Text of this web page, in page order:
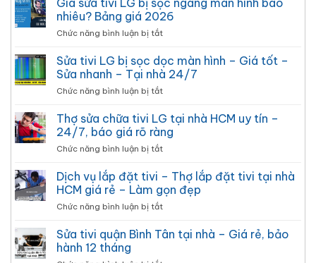
Nhiêu?
Mới
Nhập
2026
Tivi
LG
Không
Hình
–
Nguyên
Nhân,
Sửa,
Thợ
Nhà 24/7
Giá sửa tivi LG bị sọc ngang màn hình bao
nhiêu? Bảng giá 2026
Chức năng bình luận bị tắtở
sửa
tivi
LG
bị
ngang
màn
hình
bao
Bảng
giá
Sửa tivi LG bị sọc dọc màn hình – Giá tốt –
Sửa nhanh – Tại nhà 24/7
Chức năng bình luận bị tắtở
tivi
bị
sọc
màn
hình
–
Giá
–
Thợ sửa chữa tivi LG tại nhà HCM uy tín –
24/7, báo giá rõ ràng
Chức năng bình luận bị tắtở
sửa
tivi
LG
nhà
Dịch vụ lắp đặt tivi – Thợ lắp đặt tivi tại nhà
HCM giá rẻ – Làm gọn đẹp
Chức năng bình luận bị tắtở
vụ
Sửa tivi quận Bình Tân tại nhà – Giá rẻ, bảo
hành 12 tháng